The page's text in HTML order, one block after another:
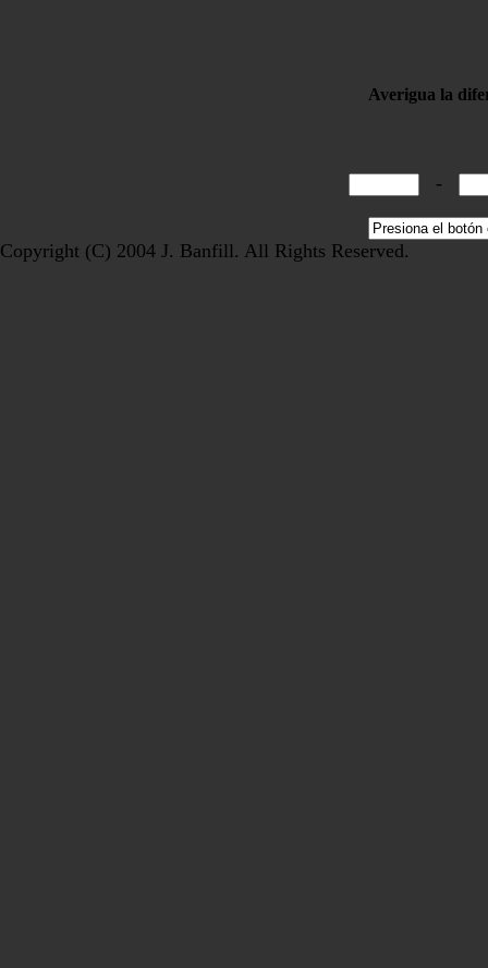
Averigua la
-
Copyright (C) 2004 J. Banfill. All Rights Reserved.